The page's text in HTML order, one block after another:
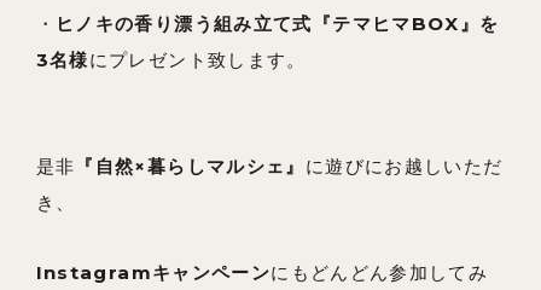
・ ヒノキの香り漂う組み立て式『テマヒマBOX』を
3名様にプレゼント致します。
是非 『自然×暮らしマルシェ』 に遊びにお越しいただ
き、
Instagramキャンペーンにもどんどん参加してみ